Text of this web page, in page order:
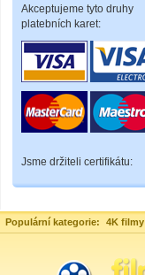
Akceptujeme tyto druhy
platebních karet:
Jsme držiteli certifikátu:
Populární kategorie: 4K filmy